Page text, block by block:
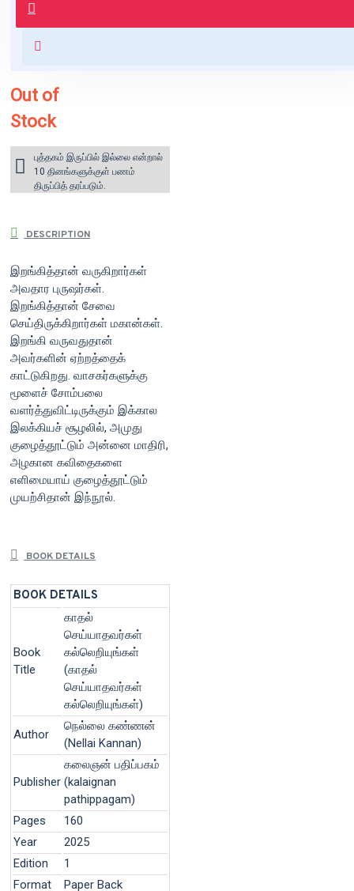
வைக்கப்படும்.
for orders above ₹1000 within
Out of
Stock
புத்தகம் இருப்பில் இல்லை என்றால்
10 தினங்களுக்குள் பணம்
திருப்பித் தரப்படும்.
DESCRIPTION
இறங்கித்தான் வருகிறார்கள்
அவதார புருஷர்கள்.
இறங்கித்தான் சேவை
செய்திருக்கிறார்கள் மகான்கள்.
இறங்கி வருவதுதான்
அவர்களின் ஏற்றத்தைக்
காட்டுகிறது. வாசகர்களுக்கு
மூளைச் சோம்பலை
வளர்த்துவிட்டிருக்கும் இக்கால
இலக்கியச் சூழலில், அமுது
குழைத்தூட்டும் அன்னை மாதிரி,
அழகான கவிதைகளை
எளிமையாய் குழைத்தூட்டும்
முயற்சிதான் இந்நூல்.
BOOK DETAILS
BOOK DETAILS
Book
Title
காதல்
செய்யாதவர்கள்
கல்லெறியுங்கள்
(காதல்
செய்யாதவர்கள்
கல்லெறியுங்கள்)
Author
நெல்லை கண்ணன்
(Nellai Kannan)
Publisher
கலைஞன் பதிப்பகம்
(kalaignan
pathippagam)
Pages
160
Year
2025
Edition
1
Format
Paper Back